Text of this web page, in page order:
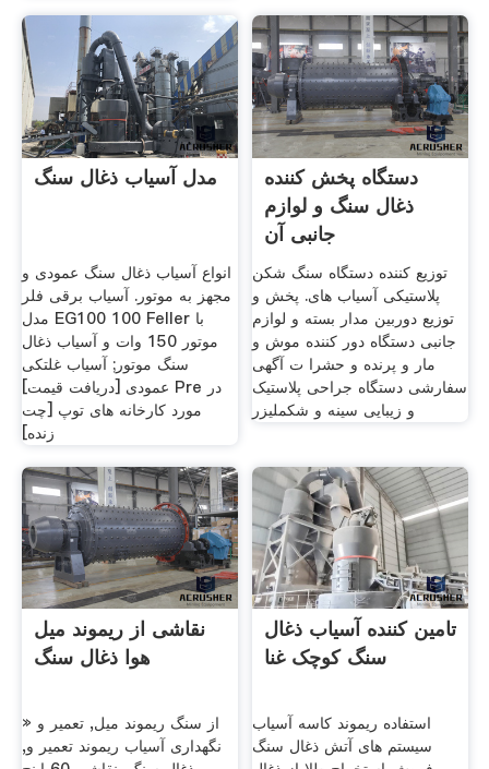
مدل آسیاب ذغال سنگ
انواع آسیاب ذغال سنگ عمودی و
مجهز به موتور. آسیاب برقی فلر
مدل EG100 100 Feller با
موتور 150 وات و آسیاب ذغال
سنگ موتور; آسیاب غلتکی
عمودی [دریافت قیمت] Pre در
مورد کارخانه های توپ [چت
زنده]
دستگاه پخش کننده
ذغال سنگ و لوازم
جانبی آن
توزیع کننده دستگاه سنگ شکن
پلاستیکی آسیاب های. پخش و
توزیع دوربین مدار بسته و لوازم
جانبی دستگاه دور کننده موش و
مار و پرنده و حشرا ت آگهی
سفارشی دستگاه جراحی پلاستیک
و زیبایی سینه و شکملیزر
نقاشی از ریموند میل
هوا ذغال سنگ
» از سنگ ریموند میل, تعمیر و
نگهداری آسیاب ریموند تعمیر و,
تامین کننده آسیاب ذغال
سنگ کوچک غنا
استفاده ریموند کاسه آسیاب
سیستم های آتش ذغال سنگ